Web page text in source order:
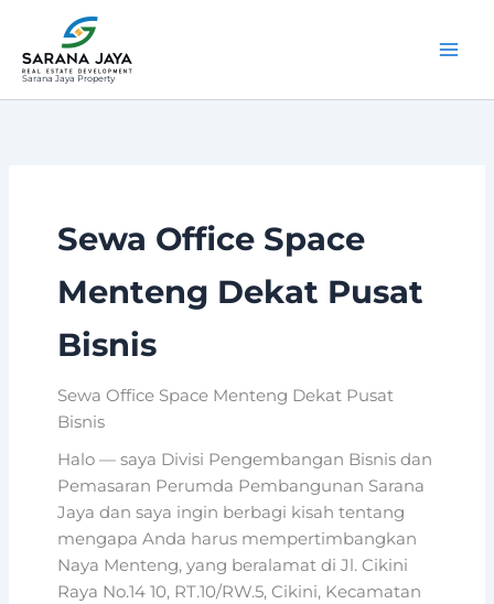
konten
Sarana Jaya Property
Sewa Office Space
Menteng Dekat Pusat
Bisnis
Sewa Office Space Menteng Dekat Pusat
Bisnis
Halo — saya Divisi Pengembangan Bisnis dan
Pemasaran Perumda Pembangunan Sarana
Jaya dan saya ingin berbagi kisah tentang
mengapa Anda harus mempertimbangkan
Naya Menteng, yang beralamat di Jl. Cikini
Raya No.14 10, RT.10/RW.5, Cikini, Kecamatan